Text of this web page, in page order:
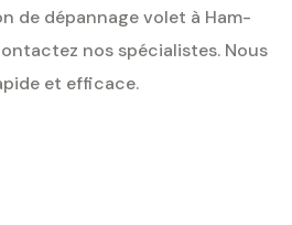
de dépannage volet à Ham-
nos spécialistes. Nous
et efficace.